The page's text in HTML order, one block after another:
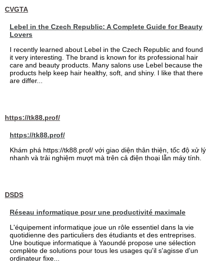
CVGTA
Lebel in the Czech Republic: A Complete Guide for Beauty
Lovers
I recently learned about Lebel in the Czech Republic and found
it very interesting. The brand is known for its professional hair
care and beauty products. Many salons use Lebel because the
products help keep hair healthy, soft, and shiny. I like that there
are differ...
https://tk88.prof/
https://tk88.prof/
Khám phá https://tk88.prof/ với giao diện thân thiện, tốc độ xử lý
nhanh và trải nghiệm mượt mà trên cả điện thoại lẫn máy tính.
DSDS
Réseau informatique pour une productivité maximale
L'équipement informatique joue un rôle essentiel dans la vie
quotidienne des particuliers des étudiants et des entreprises.
Une boutique informatique à Yaoundé propose une sélection
complète de solutions pour tous les usages qu'il s'agisse d'un
ordinateur fixe...